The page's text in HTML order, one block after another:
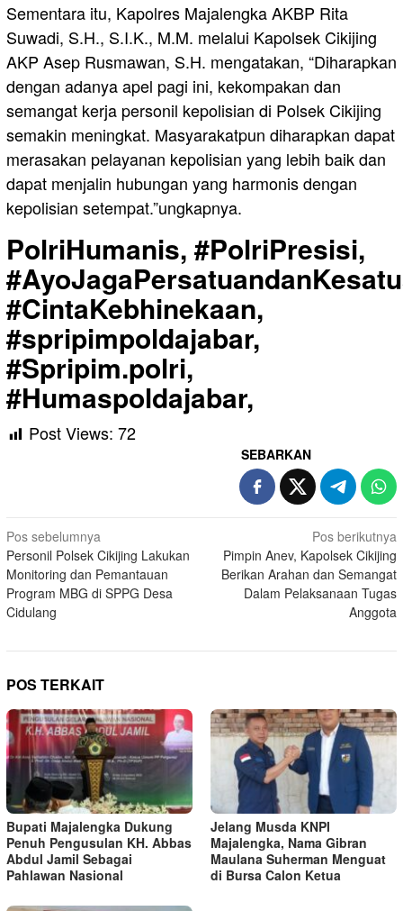
Sementara itu, Kapolres Majalengka AKBP Rita
Suwadi, S.H., S.I.K., M.M. melalui Kapolsek Cikijing
AKP Asep Rusmawan, S.H. mengatakan, “Diharapkan
dengan adanya apel pagi ini, kekompakan dan
semangat kerja personil kepolisian di Polsek Cikijing
semakin meningkat. Masyarakatpun diharapkan dapat
merasakan pelayanan kepolisian yang lebih baik dan
dapat menjalin hubungan yang harmonis dengan
kepolisian setempat.”ungkapnya.
PolriHumanis, #PolriPresisi,
#CintaKebhinekaan,
#spripimpoldajabar,
#Spripim.polri,
#Humaspoldajabar,
Post Views: 72
SEBARKAN
Navigasi
pos
Pos sebelumnya
Personil Polsek Cikijing Lakukan
Monitoring dan Pemantauan
Program MBG di SPPG Desa
Cidulang
Pos berikutnya
Pimpin Anev, Kapolsek Cikijing
Berikan Arahan dan Semangat
Dalam Pelaksanaan Tugas
Anggota
POS TERKAIT
Bupati Majalengka Dukung
Penuh Pengusulan KH. Abbas
Abdul Jamil Sebagai
Pahlawan Nasional
Jelang Musda KNPI
Majalengka, Nama Gibran
Maulana Suherman Menguat
di Bursa Calon Ketua